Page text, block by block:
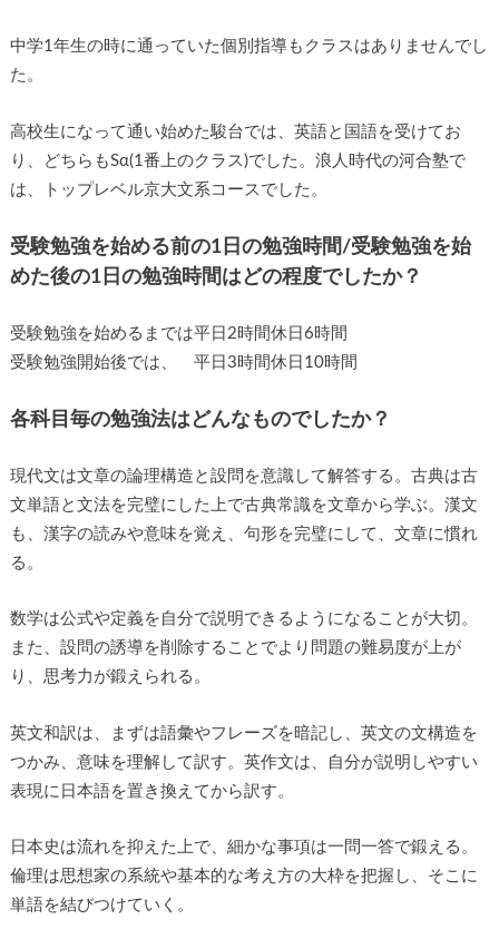
中学1年生の時に通っていた個別指導もクラスはありませんでし
た。
高校生になって通い始めた駿台では、英語と国語を受けてお
り、どちらもSα(1番上のクラス)でした。浪人時代の河合塾で
は、トップレベル京大文系コースでした。
受験勉強を始める前の1日の勉強時間/受験勉強を始
めた後の1日の勉強時間はどの程度でしたか？
受験勉強を始めるまでは平日2時間休日6時間
受験勉強開始後では、 平日3時間休日10時間
各科目毎の勉強法はどんなものでしたか？
現代文は文章の論理構造と設問を意識して解答する。古典は古
文単語と文法を完璧にした上で古典常識を文章から学ぶ。漢文
も、漢字の読みや意味を覚え、句形を完璧にして、文章に慣れ
る。
数学は公式や定義を自分で説明できるようになることが大切。
また、設問の誘導を削除することでより問題の難易度が上が
り、思考力が鍛えられる。
英文和訳は、まずは語彙やフレーズを暗記し、英文の文構造を
つかみ、意味を理解して訳す。英作文は、自分が説明しやすい
表現に日本語を置き換えてから訳す。
日本史は流れを抑えた上で、細かな事項は一問一答で鍛える。
倫理は思想家の系統や基本的な考え方の大枠を把握し、そこに
単語を結びつけていく。